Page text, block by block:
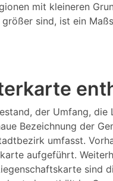
mit kleineren
sind, ist ein
der Umfang, die
Bezeichnung der
umfasst.
aufgeführt.
sind